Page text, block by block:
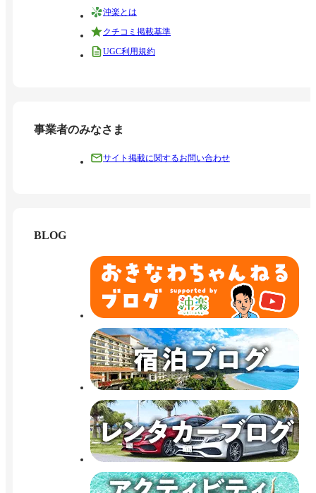
沖楽とは
クチコミ掲載基準
UGC利用規約
事業者のみなさま
サイト掲載に関するお問い合わせ
BLOG